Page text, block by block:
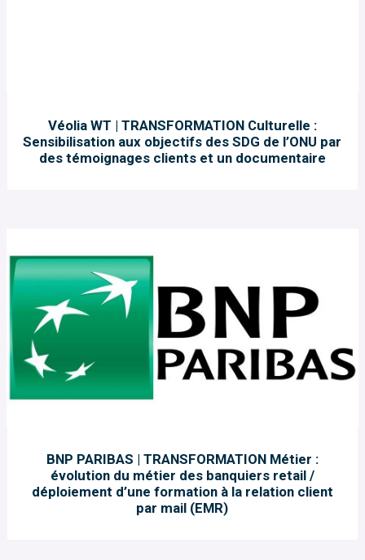
Véolia WT | TRANSFORMATION Culturelle :
Sensibilisation aux objectifs des SDG de l’ONU par
des témoignages clients et un documentaire
BNP PARIBAS | TRANSFORMATION Métier :
évolution du métier des banquiers retail /
déploiement d’une formation à la relation client
par mail (EMR)